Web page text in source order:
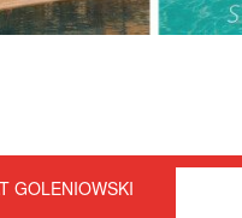
GOLENIOWSKI